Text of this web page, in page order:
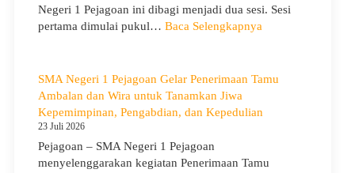
Pembukaan
Negeri 1 Pejagoan ini dibagi menjadi dua sesi. Sesi
pertama dimulai pukul… Baca Selengkapnya
Sekolah
SMA Negeri 1 Pejagoan Gelar Penerimaan Tamu
Ambalan dan Wira untuk Tanamkan Jiwa
Kepemimpinan, Pengabdian, dan Kepedulian
23 Juli 2026
Pejagoan – SMA Negeri 1 Pejagoan
menyelenggarakan kegiatan Penerimaan Tamu